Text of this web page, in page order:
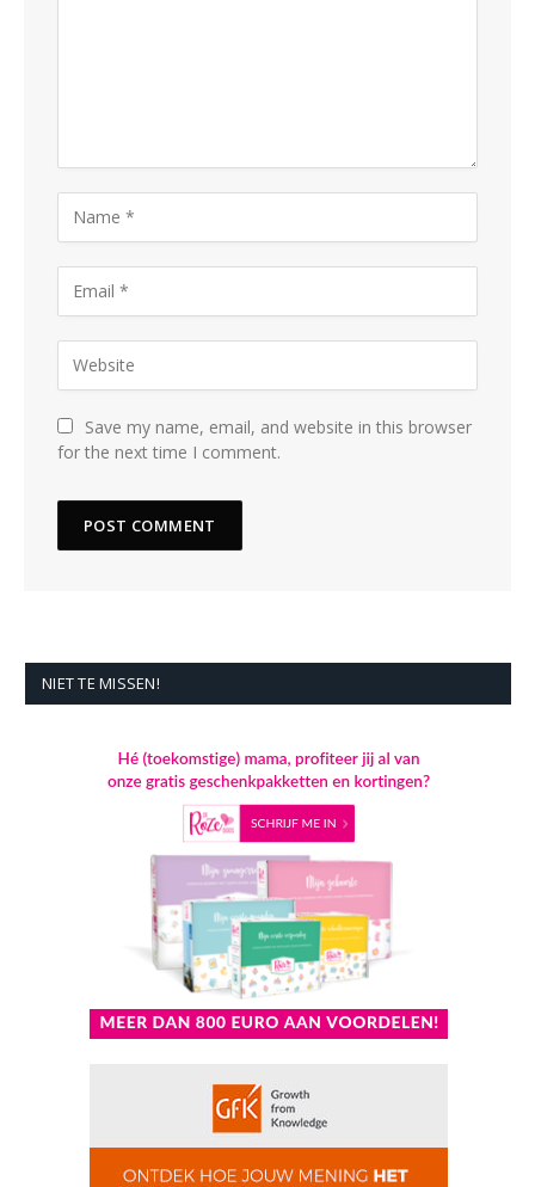
Save my name, email, and website in this browser
for the next time I comment.
NIET TE MISSEN!